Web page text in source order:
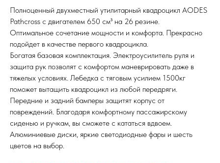
Полноценный двухместный утилитарный квадроцикл AODES
Pathcross с двигателем 650 см³ на 26 резине.
Оптимальное сочетание мощности и комфорта. Прекрасно
подойдет в качестве первого квадроцикла.
Богатая базовая комплектация. Электроусилитель руля и
защита рук позволят с комфортом маневрировать даже в
тяжелых условиях. Лебедка с тяговым усилием 1500кг
поможет вытащить квадроцикл из любой передряги.
Передние и задний бамперы защитят корпус от
повреждений. Благодаря комфортному пассажирскому
сиденью и ручкам, вы сможете с кататься вдвоем.
Алюминиевые диски, яркие светодиодные фары и шесть
цветов на выбор.